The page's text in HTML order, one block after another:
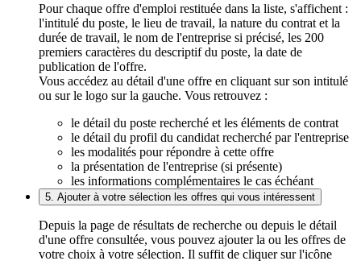
Pour chaque offre d'emploi restituée dans la liste, s'affichent :
l'intitulé du poste, le lieu de travail, la nature du contrat et la
durée de travail, le nom de l'entreprise si précisé, les 200
premiers caractères du descriptif du poste, la date de
publication de l'offre.
Vous accédez au détail d'une offre en cliquant sur son intitulé
ou sur le logo sur la gauche. Vous retrouvez :
le détail du poste recherché et les éléments de contrat
le détail du profil du candidat recherché par l'entreprise
les modalités pour répondre à cette offre
la présentation de l'entreprise (si présente)
les informations complémentaires le cas échéant
5. Ajouter à votre sélection les offres qui vous intéressent
Depuis la page de résultats de recherche ou depuis le détail
d'une offre consultée, vous pouvez ajouter la ou les offres de
votre choix à votre sélection. Il suffit de cliquer sur l'icône